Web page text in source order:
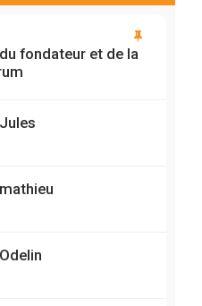
fondateur et de la